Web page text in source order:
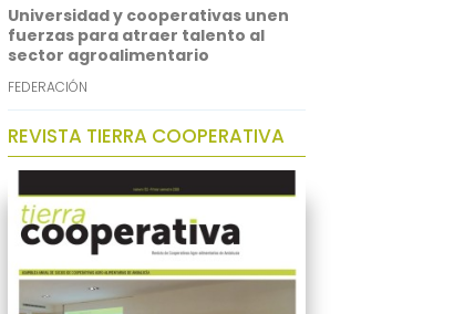
Universidad y cooperativas unen
fuerzas para atraer talento al
sector agroalimentario
FEDERACIÓN
REVISTA TIERRA COOPERATIVA